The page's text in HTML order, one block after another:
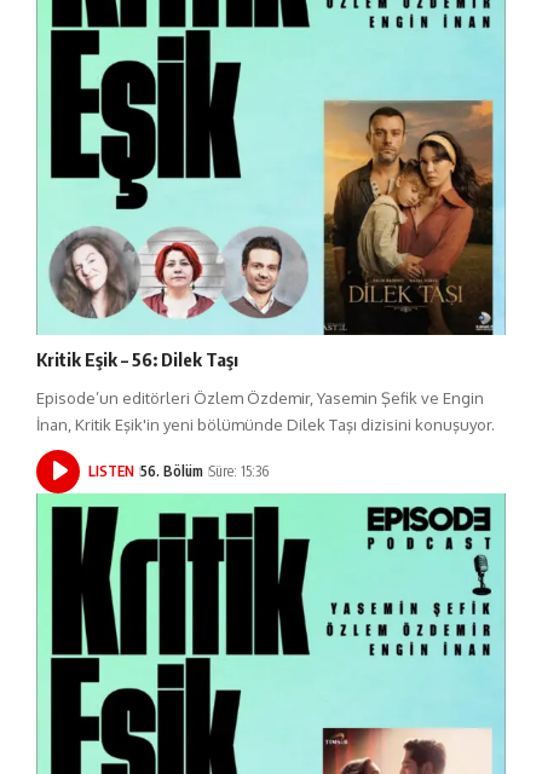
Kritik Eşik – 56: Dilek Taşı
Episode’un editörleri Özlem Özdemir, Yasemin Şefik ve Engin
İnan, Kritik Eşik'in yeni bölümünde Dilek Taşı dizisini konuşuyor.
LISTEN 56. Bölüm Süre: 15:36